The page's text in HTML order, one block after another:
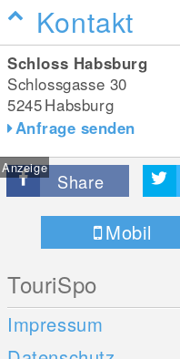
Kontakt
Schloss Habsburg
Schlossgasse 30
5245Habsburg
Anfrage senden
Anzeige
Share
Mobil
TouriSpo
Impressum